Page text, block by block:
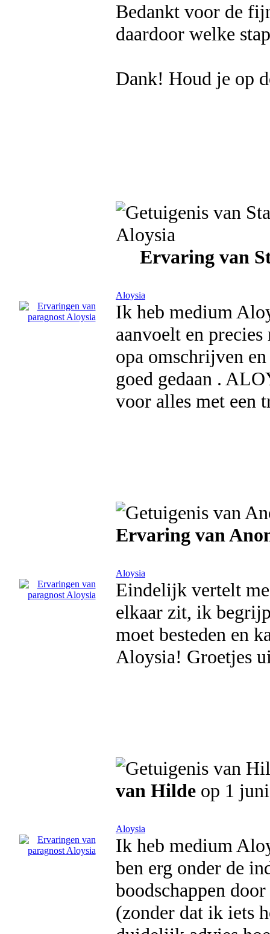
Bedankt voor de
daardoor welke
Dank! Houd je op
Ervaring van
Aloysia
Ik heb medium
aanvoelt en
opa omschrijven
goed gedaan .
voor alles met een
Ervaring van
Aloysia
Eindelijk vertelt
elkaar zit, ik
moet besteden en
Aloysia! Groetjes
van Hilde op 1
Aloysia
Ik heb medium
ben erg onder de
boodschappen
(zonder dat ik iets